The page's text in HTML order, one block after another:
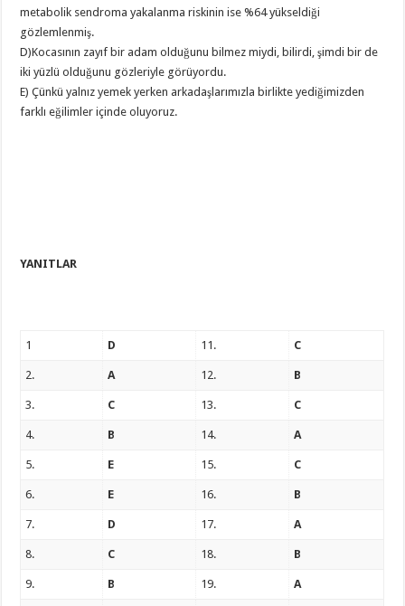
metabolik sendroma yakalanma riskinin ise %64 yükseldiği
gözlemlenmiş.
D)Kocasının zayıf bir adam olduğunu bilmez miydi, bilirdi, şimdi bir de
iki yüzlü olduğunu gözleriyle görüyordu.
E) Çünkü yalnız yemek yerken arkadaşlarımızla birlikte yediğimizden
farklı eğilimler içinde oluyoruz.
YANITLAR
1 D 11. C
2. A 12. B
3. C 13. C
4. B 14. A
5. E 15. C
6. E 16. B
7. D 17. A
8. C 18. B
9. B 19. A